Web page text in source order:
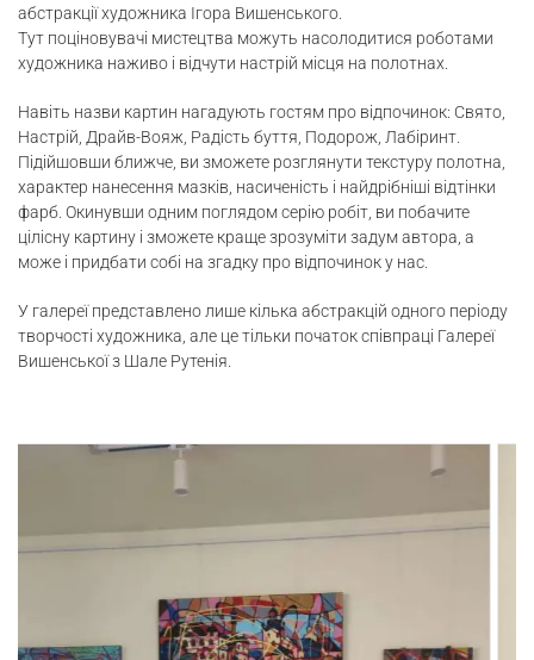
абстракції художника Ігора Вишенського.
Тут поціновувачі мистецтва можуть насолодитися роботами
художника наживо і відчути настрій місця на полотнах.
Навіть назви картин нагадують гостям про відпочинок: Свято,
Настрій, Драйв-Вояж, Радість буття, Подорож, Лабіринт.
Підійшовши ближче, ви зможете розглянути текстуру полотна,
характер нанесення мазків, насиченість і найдрібніші відтінки
фарб. Окинувши одним поглядом серію робіт, ви побачите
цілісну картину і зможете краще зрозуміти задум автора, а
може і придбати собі на згадку про відпочинок у нас.
У галереї представлено лише кілька абстракцій одного періоду
творчості художника, але це тільки початок співпраці Галереї
Вишенської з Шале Рутенія.